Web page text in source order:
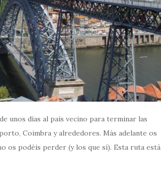
unos días al país vecino para terminar las
Coimbra y alrededores. Más adelante os
os podéis perder (y los que sí). Esta ruta está